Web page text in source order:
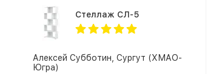
выглядит очень стильно и
современно. Самое главное это
трансформация стола. Столешница
прямой стол (парту) в удобный
угловой стол для письма и
Стеллаж СЛ-5
Алексей Субботин, Сургут (ХМАО-
Югра)